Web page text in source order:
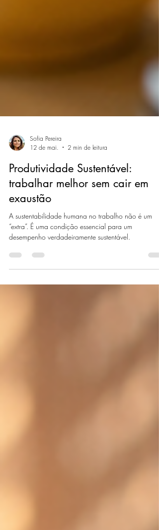
12 de mai.
2 min de leitura
Produtividade Sustentável:
trabalhar melhor sem cair em
exaustão
A sustentabilidade humana no trabalho não é um
desempenho verdadeiramente sustentável.